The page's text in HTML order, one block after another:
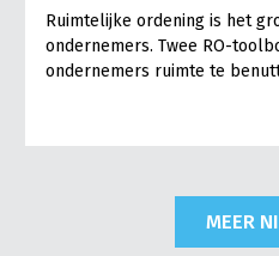
Ruimtelijke ordening is het
ondernemers. Twee RO-
ondernemers ruimte te
MEER